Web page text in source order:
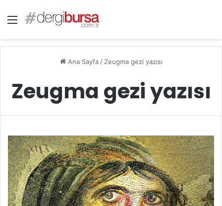
Menü
Ana Sayfa / Zeugma gezi yazısı
Zeugma gezi yazısı